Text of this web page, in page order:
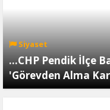
Siyaset
...CHP Pendik İlçe
'Görevden Alma